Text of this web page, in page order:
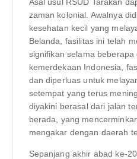
zaman kolonial. Awalnya
kesehatan kecil yang
Belanda, fasilitas ini telah
signifikan selama beberapa
kemerdekaan Indonesia,
dan diperluas untuk
setempat yang terus
diyakini berasal dari jalan
berada, yang
mengakar dengan daerah
Sepanjang akhir abad ke-